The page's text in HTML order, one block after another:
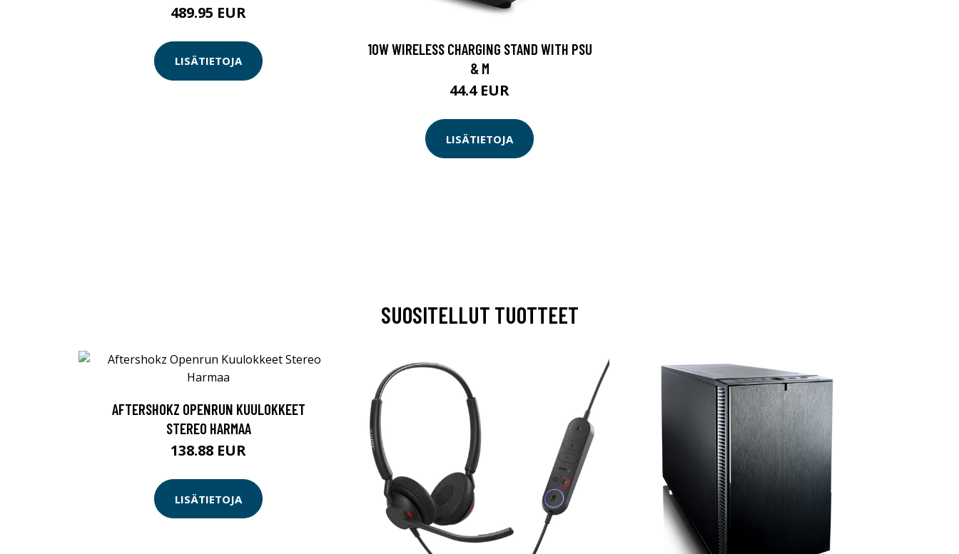
489.95 EUR
LISÄTIETOJA
10W WIRELESS CHARGING STAND WITH PSU
& M
44.4 EUR
LISÄTIETOJA
SUOSITELLUT TUOTTEET
AFTERSHOKZ OPENRUN KUULOKKEET
STEREO HARMAA
138.88 EUR
LISÄTIETOJA